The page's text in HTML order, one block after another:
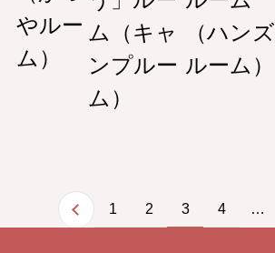
やルー
ム）
ム（キャ
ンプルー
ム）
（ハンズ
ルーム）
1 2 3 4 …